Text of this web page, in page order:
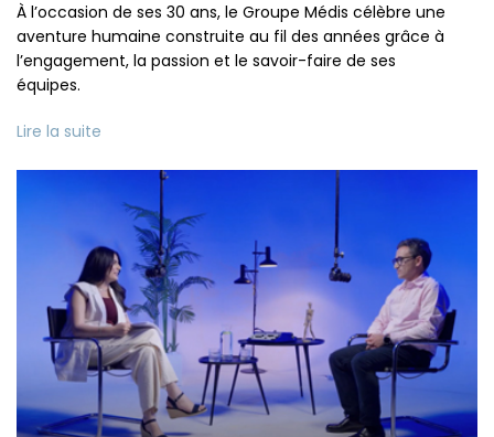
À l’occasion de ses 30 ans, le Groupe Médis célèbre une
aventure humaine construite au fil des années grâce à
l’engagement, la passion et le savoir-faire de ses
équipes.
Lire la suite